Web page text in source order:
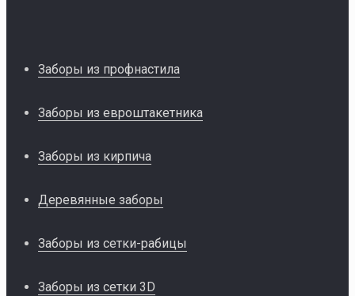
Заборы из профнастила
Заборы из евроштакетника
Заборы из кирпича
Деревянные заборы
Заборы из сетки-рабицы
Заборы из сетки 3D